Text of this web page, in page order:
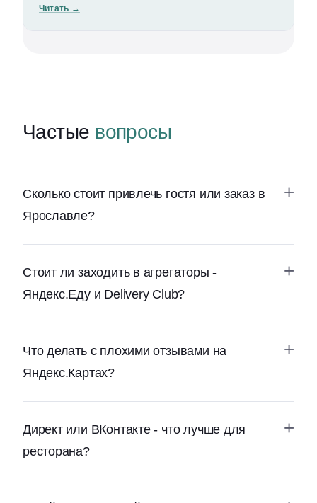
Читать →
Частые вопросы
Сколько стоит привлечь гостя или заказ в
Ярославле?
Стоит ли заходить в агрегаторы -
Яндекс.Еду и Delivery Club?
Что делать с плохими отзывами на
Яндекс.Картах?
Директ или ВКонтакте - что лучше для
ресторана?